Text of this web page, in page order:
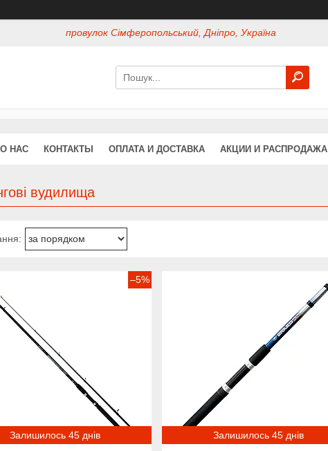
провулок Сімферопольський, Дніпро, Україна
О НАС КОНТАКТЫ ОПЛАТА И ДОСТАВКА АКЦИИ И РАСПРОДАЖА
вудилища
–5%
Залишилось 45 днів Залишилось 45 днів